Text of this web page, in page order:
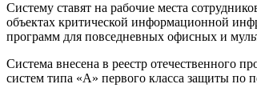
Систему ставят на рабочие места
объектах критической информационной
программ для повседневных офисных и
Система внесена в реестр
систем типа «А» первого класса защиты